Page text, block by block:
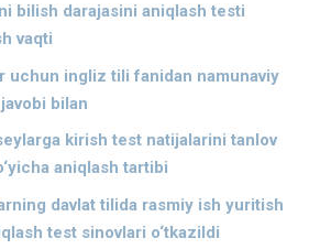
bilish darajasini aniqlash testi
vaqti
uchun ingliz tili fanidan namunaviy
bilan
kirish test natijalarini tanlov
aniqlash tartibi
davlat tilida rasmiy ish yuritish
test sinovlari o‘tkazildi